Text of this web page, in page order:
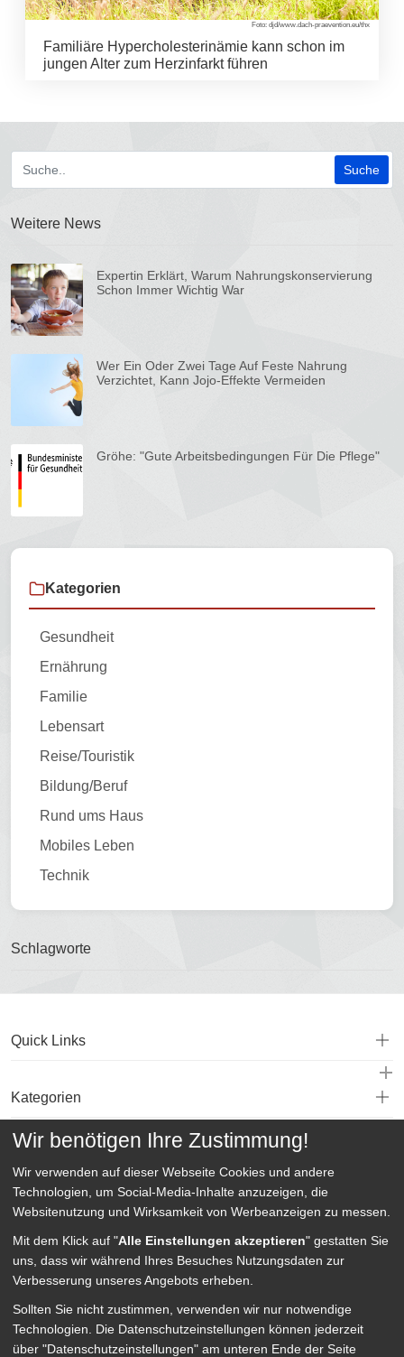
Foto: djd/www.dach-praevention.eu/thx
Familiäre Hypercholesterinämie kann schon im
jungen Alter zum Herzinfarkt führen
Weitere News
Expertin Erklärt, Warum Nahrungskonservierung
Schon Immer Wichtig War
Wer Ein Oder Zwei Tage Auf Feste Nahrung
Verzichtet, Kann Jojo-Effekte Vermeiden
Gröhe: "Gute Arbeitsbedingungen Für Die Pflege"
Kategorien
Gesundheit
Ernährung
Familie
Lebensart
Reise/Touristik
Bildung/Beruf
Rund ums Haus
Mobiles Leben
Technik
Schlagworte
Quick Links
Kategorien
Wir benötigen Ihre Zustimmung!
Wir verwenden auf dieser Webseite Cookies und andere
Technologien, um Social-Media-Inhalte anzuzeigen, die
Websitenutzung und Wirksamkeit von Werbeanzeigen zu messen.
Mit dem Klick auf "Alle Einstellungen akzeptieren" gestatten Sie
uns, dass wir während Ihres Besuches Nutzungsdaten zur
Verbesserung unseres Angebots erheben.
Sollten Sie nicht zustimmen, verwenden wir nur notwendige
Technologien.
Die Datenschutzeinstellungen können jederzeit
über "Datenschutzeinstellungen" am unteren Ende der Seite